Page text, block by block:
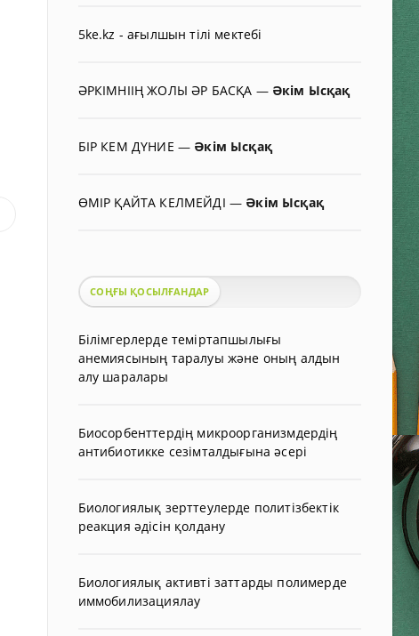
5ke.kz - ағылшын тілі мектебі
ӘРКІМНІІҢ ЖОЛЫ ӘР БАСҚА — Әкім Ысқақ
БІР КЕМ ДҮНИЕ — Әкім Ысқақ
ӨМІР ҚАЙТА КЕЛМЕЙДІ — Әкім Ысқақ
СОҢҒЫ ҚОСЫЛҒАНДАР
Білімгерлерде теміртапшылығы
анемиясының таралуы және оның алдын
алу шаралары
Биосорбенттердің микроорганизмдердің
антибиотикке сезімталдығына әсері
Биологиялық зерттеулерде политізбектік
реакция әдісін қолдану
Биологиялық активті заттарды полимерде
иммобилизациялау